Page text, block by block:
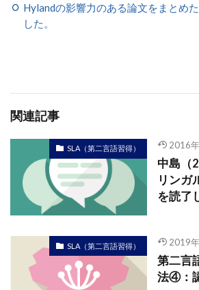
Hylandの影響力のある論文をまとめ
した。
関連記事
SLA（第二言語習得） 2016
中島（
リンガ
を読了
SLA（第二言語習得） 2019
第二言
法④：